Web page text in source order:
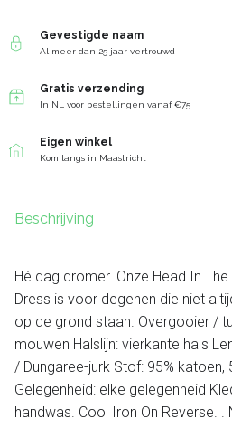
Gevestigde naam
Al meer dan 25 jaar vertrouwd
Gratis verzending
In NL voor bestellingen vanaf €75
Eigen winkel
Kom langs in Maastricht
Beschrijving
Hé dag dromer. Onze Head In The
Dress is voor degenen die niet
op de grond staan. Overgooier /
mouwen Halslijn: vierkante hals
/ Dungaree-jurk Stof: 95% katoen,
Gelegenheid: elke gelegenheid
handwas. Cool Iron On Reverse. .